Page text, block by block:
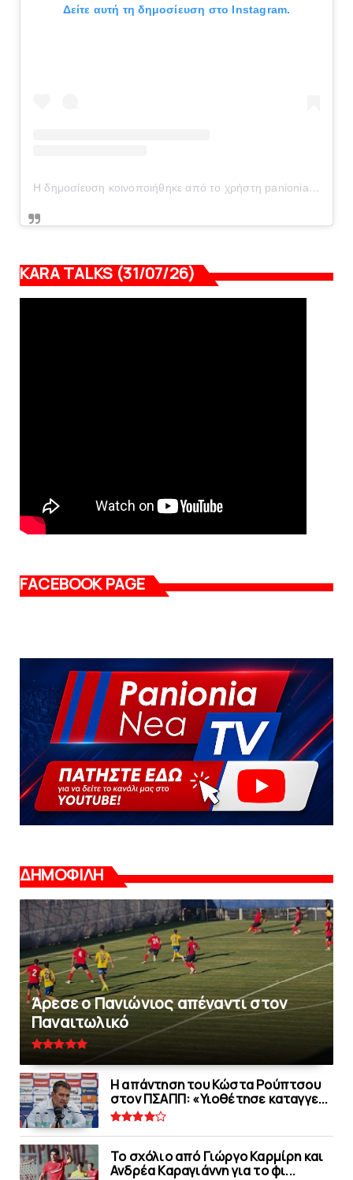
Δείτε αυτή τη δημοσίευση στο Instagram.
Η δημοσίευση κοινοποιήθηκε από το χρήστη panionianea.gr (@panionianea.gr)
KARA TALKS (31/07/26)
FACEBOOK PAGE
ΔΗΜΟΦΙΛΗ
Άρεσε ο Πανιώνιος απέναντι στoν
Παναιτωλικό
Η απάντηση του Κώστα Ρούπτσου
στον ΠΣΑΠΠ: «Υιοθέτησε καταγγε...
Το σχόλιο από Γιώργο Καρμίρη και
Ανδρέα Καραγιάννη για το φι...